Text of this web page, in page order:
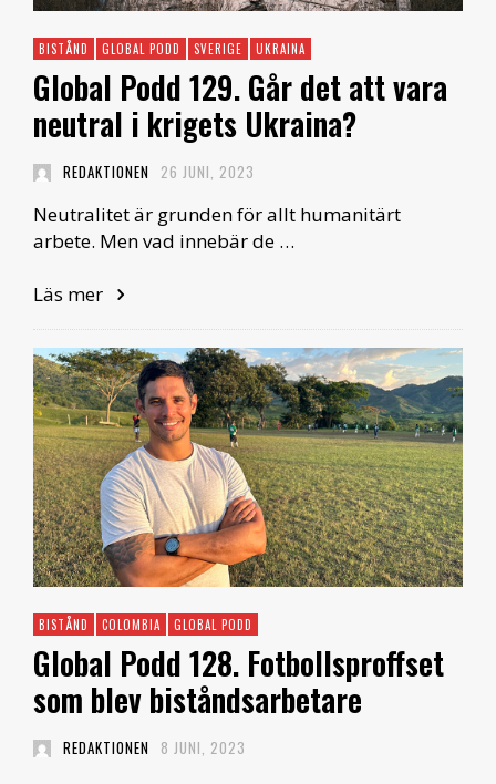
BISTÅND GLOBAL PODD SVERIGE UKRAINA
Global Podd 129. Går det att vara
neutral i krigets Ukraina?
REDAKTIONEN 26 JUNI, 2023
Neutralitet är grunden för allt humanitärt
arbete. Men vad innebär de …
Läs mer
BISTÅND COLOMBIA GLOBAL PODD
Global Podd 128. Fotbollsproffset
som blev biståndsarbetare
REDAKTIONEN 8 JUNI, 2023